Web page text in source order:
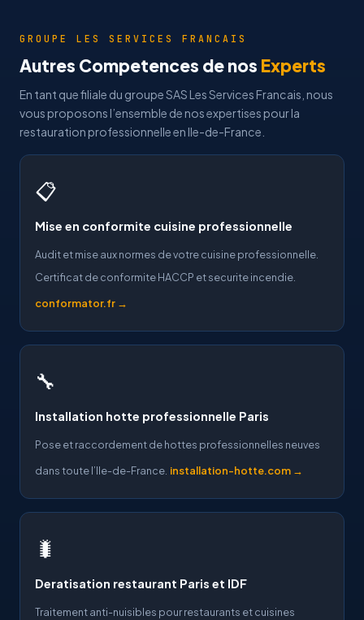
GROUPE LES SERVICES FRANCAIS
Autres Competences de nos Experts
En tant que filiale du groupe SAS Les Services Francais, nous
vous proposons l’ensemble de nos expertises pour la
restauration professionnelle en Ile-de-France.
📋
Mise en conformite cuisine professionnelle
Audit et mise aux normes de votre cuisine professionnelle.
Certificat de conformite HACCP et securite incendie.
conformator.fr →
🔧
Installation hotte professionnelle Paris
Pose et raccordement de hottes professionnelles neuves
dans toute l’Ile-de-France. installation-hotte.com →
🐛
Deratisation restaurant Paris et IDF
Traitement anti-nuisibles pour restaurants et cuisines